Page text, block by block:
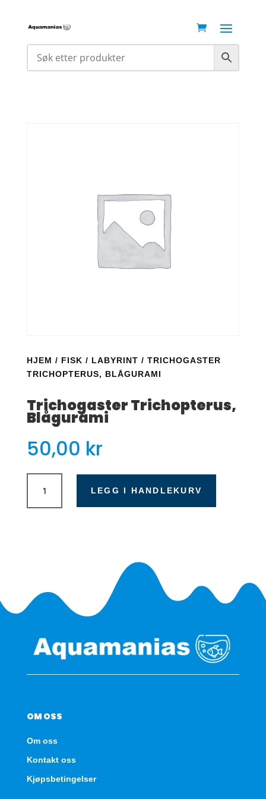
HJEM / FISK / LABYRINT / TRICHOGASTER
TRICHOPTERUS, BLÅGURAMI
Trichogaster Trichopterus,
Blågurami
50,00 kr
Trichogaster
Trichopterus,
Blågurami
LEGG I HANDLEKURV
OM OSS
Om oss
Kontakt oss
Kjøpsbetingelser